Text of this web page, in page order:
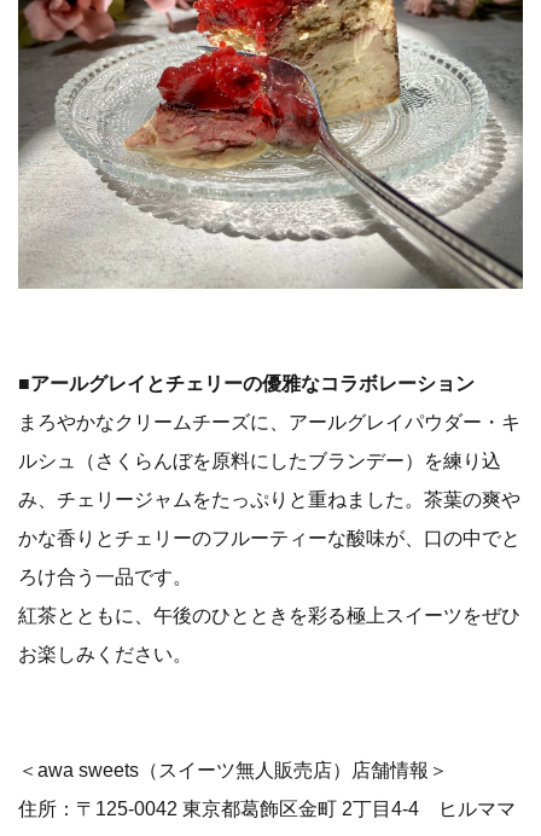
■アールグレイとチェリーの優雅なコラボレーション
まろやかなクリームチーズに、アールグレイパウダー・キ
ルシュ（さくらんぼを原料にしたブランデー）を練り込
み、チェリージャムをたっぷりと重ねました。茶葉の爽や
かな香りとチェリーのフルーティーな酸味が、口の中でと
ろけ合う一品です。
紅茶とともに、午後のひとときを彩る極上スイーツをぜひ
お楽しみください。
＜awa sweets（スイーツ無人販売店）店舗情報＞
住所：〒125-0042 東京都葛飾区金町 2丁目4-4 ヒルママ